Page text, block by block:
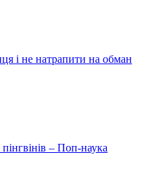
і не натрапити на обман
– Поп-наука